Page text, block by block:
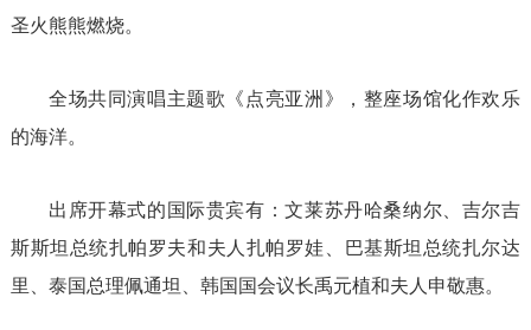
圣火熊熊燃烧。
全场共同演唱主题歌《点亮亚洲》，整座场馆化作欢乐
的海洋。
出席开幕式的国际贵宾有：文莱苏丹哈桑纳尔、吉尔吉
斯斯坦总统扎帕罗夫和夫人扎帕罗娃、巴基斯坦总统扎尔达
里、泰国总理佩通坦、韩国国会议长禹元植和夫人申敬惠。